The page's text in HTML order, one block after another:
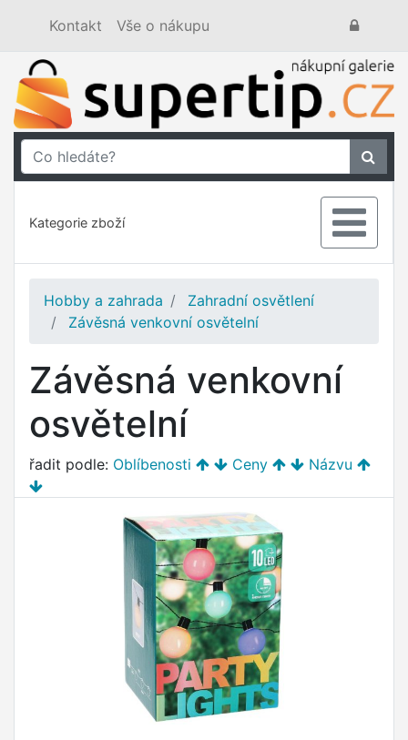
Kontakt Vše o nákupu
Kategorie zboží
Hobby a zahrada
Zahradní osvětlení
Závěsná venkovní osvětelní
Závěsná venkovní
osvětelní
řadit podle: Oblíbenosti Ceny Názvu